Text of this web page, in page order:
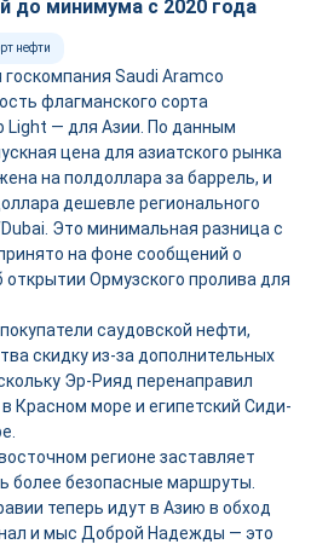
до минимума с 2020 года
нефти
Saudi Aramco
флагманского сорта
Light — для Азии. По данным
цена для азиатского рынка
на полдоллара за баррель, и
дешевле регионального
Это минимальная разница с
на фоне сообщений о
открытии Ормузского пролива для
саудовской нефти,
скидку из-за дополнительных
Эр-Рияд перенаправил
Красном море и египетский Сиди-
регионе заставляет
более безопасные маршруты.
теперь идут в Азию в обход
и мыс Доброй Надежды — это